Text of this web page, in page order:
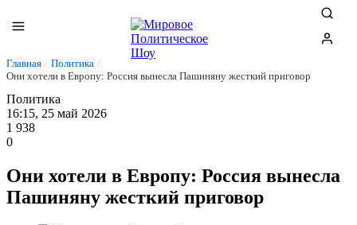
Главная / Политика /
Они хотели в Европу: Россия вынесла Пашиняну жесткий приговор
Политика
16:15, 25 май 2026
1 938
0
Они хотели в Европу: Россия вынесла
Пашиняну жесткий приговор